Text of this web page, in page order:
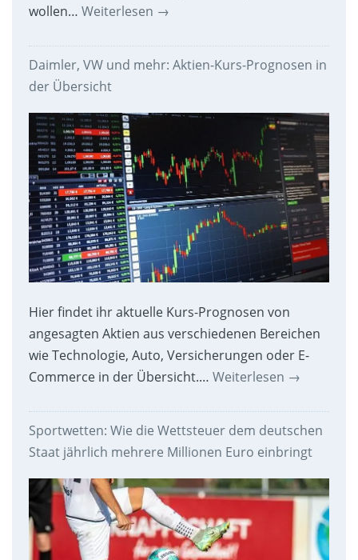
wollen… Weiterlesen →
Daimler, VW und mehr: Aktien-Kurs-Prognosen in
der Übersicht
Hier findet ihr aktuelle Kurs-Prognosen von
angesagten Aktien aus verschiedenen Bereichen
wie Technologie, Auto, Versicherungen oder E-
Commerce in der Übersicht.… Weiterlesen →
Sportwetten: Wie die Wettsteuer dem deutschen
Staat jährlich mehrere Millionen Euro einbringt